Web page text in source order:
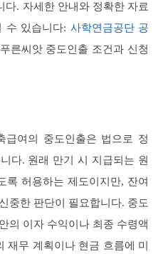
다. 자세한 안내와 정확한 자료
수 있습니다: 사학연금공단 공
른씨앗 중도인출 조건과 신청
급여의 중도인출은 법으로 정
다. 원래 만기 시 지급되는 원
록 허용하는 제도이지만, 잔여
중한 판단이 필요합니다. 중도
의 이자 수익이나 최종 수령액
재무 계획이나 현금 흐름에 미